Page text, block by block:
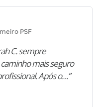
PSF
C. sempre
mais seguro
Após o…”